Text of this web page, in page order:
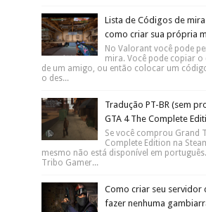
Lista de Códigos de
como criar sua própria
No Valorant você pode
mira. Você pode copiar
de um amigo, ou então colocar um
o des...
Tradução PT-BR (sem
GTA 4 The Complete
Se você comprou Grand
Complete Edition na
mesmo não está disponível em
Tribo Gamer...
Como criar seu servidor
fazer nenhuma